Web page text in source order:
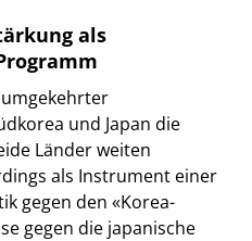
als
und Japan die
Länder weiten
als Instrument einer
gegen den «Korea-
gegen die japanische